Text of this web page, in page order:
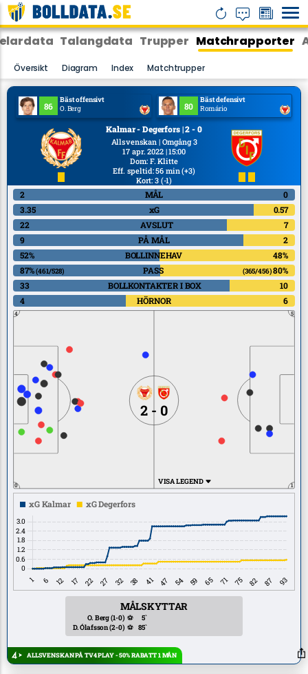
Talangdata Trupper Matchrapporter
Översikt Diagram Index Matchtrupper
Kalmar - Degerfors | 2 - 0
Allsvenskan | Omgång 3
17 apr. 2022 | 15:00
Dom: F. Klitte
Eff. speltid: 56 min(+3)
Kort: 3 (-1)
86
Bäst offensivt
O. Berg
80
Bäst defensivt
Romário
2 MÅL
0
3.35
xG
0.57
22
AVSLUT
7
9
PÅ MÅL
2
52%
BOLLINNEHAV
48%
87%(461/528) PASS (365/456)80%
33
BOLLKONTAKTER I BOX
10
4
HÖRNOR 6
4
0
5
1
2 - 0
VISA LEGEND
MÅLSKYTTAR
O. Berg(1-0) ⚽
5`
D. Ólafsson(2-0) ⚽ 85`
ALLSVENSKAN PÅ TV4 PLAY - 50% RABATT 1 MÅN